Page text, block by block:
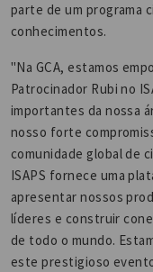
parte de um programa
conhecimentos.
"Na GCA, estamos
Patrocinador Rubi no
importantes da nossa
nosso forte
comunidade global de
ISAPS fornece uma
apresentar nossos
líderes e construir
de todo o mundo.
este prestigioso